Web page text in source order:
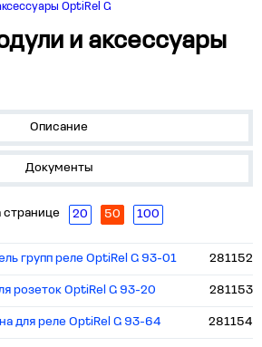
OptiRel G
и аксессуары
Описание
Документы
странице 20 50 100
групп реле OptiRel G 93-01 281152
розеток OptiRel G 93-20 281153
для реле OptiRel G 93-64 281154